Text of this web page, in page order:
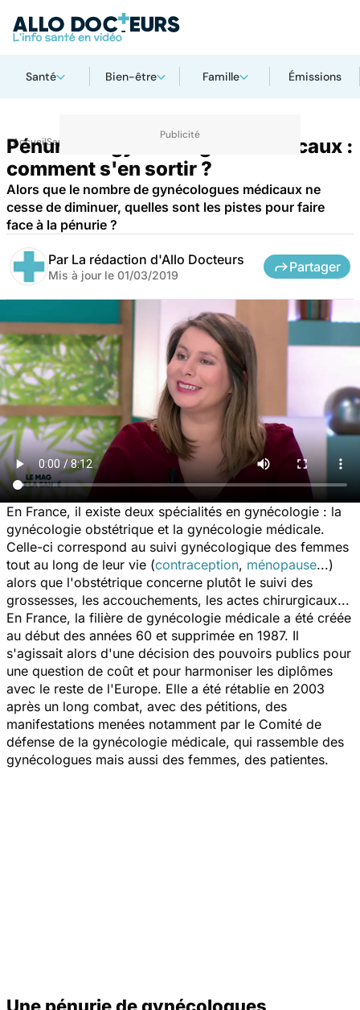
Santé Bien-être Famille Émissions
AccueilSanté
Pénurie de gynécologues médicaux :
comment s'en sortir ?
Alors que le nombre de gynécologues médicaux ne
cesse de diminuer, quelles sont les pistes pour faire
face à la pénurie ?
Par La rédaction d'Allo Docteurs
Mis à jour le 01/03/2019
Partager
En France, il existe deux spécialités en gynécologie : la
gynécologie obstétrique et la gynécologie médicale.
Celle-ci correspond au suivi gynécologique des femmes
tout au long de leur vie (contraception, ménopause...)
alors que l'obstétrique concerne plutôt le suivi des
grossesses, les accouchements, les actes chirurgicaux...
En France, la filière de gynécologie médicale a été créée
au début des années 60 et supprimée en 1987. Il
s'agissait alors d'une décision des pouvoirs publics pour
une question de coût et pour harmoniser les diplômes
avec le reste de l'Europe. Elle a été rétablie en 2003
après un long combat, avec des pétitions, des
manifestations menées notamment par le Comité de
défense de la gynécologie médicale, qui rassemble des
gynécologues mais aussi des femmes, des patientes.